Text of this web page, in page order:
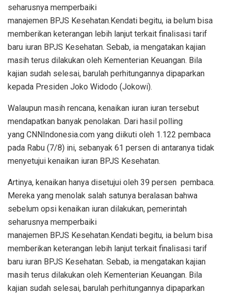
seharusnya memperbaiki
manajemen BPJS Kesehatan.Kendati begitu, ia belum bisa
memberikan keterangan lebih lanjut terkait finalisasi tarif
baru iuran BPJS Kesehatan. Sebab, ia mengatakan kajian
masih terus dilakukan oleh Kementerian Keuangan. Bila
kajian sudah selesai, barulah perhitungannya dipaparkan
kepada Presiden Joko Widodo (Jokowi).
Walaupun masih rencana, kenaikan iuran iuran tersebut
mendapatkan banyak penolakan. Dari hasil polling
yang CNNIndonesia.com yang diikuti oleh 1.122 pembaca
pada Rabu (7/8) ini, sebanyak 61 persen di antaranya tidak
menyetujui kenaikan iuran BPJS Kesehatan.
Artinya, kenaikan hanya disetujui oleh 39 persen pembaca.
Mereka yang menolak salah satunya beralasan bahwa
sebelum opsi kenaikan iuran dilakukan, pemerintah
seharusnya memperbaiki
manajemen BPJS Kesehatan.Kendati begitu, ia belum bisa
memberikan keterangan lebih lanjut terkait finalisasi tarif
baru iuran BPJS Kesehatan. Sebab, ia mengatakan kajian
masih terus dilakukan oleh Kementerian Keuangan. Bila
kajian sudah selesai, barulah perhitungannya dipaparkan